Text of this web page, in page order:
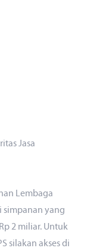
Jasa
Lembaga
simpanan yang
2 miliar. Untuk
silakan aksesdi